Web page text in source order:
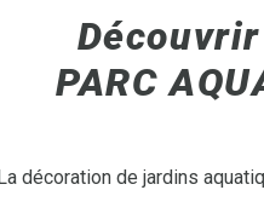
PARC
décoration de jardins